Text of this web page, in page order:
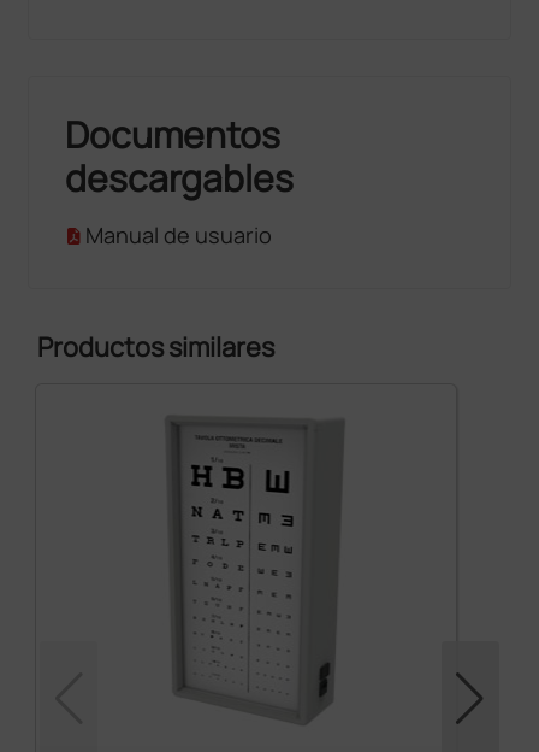
Documentos
descargables
Manual de usuario
Productos similares